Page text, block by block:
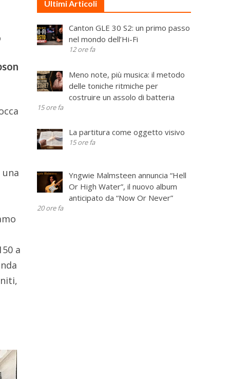
a
Ultimi Articoli
Canton GLE 30 S2: un primo passo
nel mondo dell’Hi-Fi
12 ore fa
Meno note, più musica: il metodo
delle toniche ritmiche per
costruire un assolo di batteria
15 ore fa
La partitura come oggetto visivo
15 ore fa
Yngwie Malmsteen annuncia “Hell
Or High Water”, il nuovo album
anticipato da “Now Or Never”
20 ore fa